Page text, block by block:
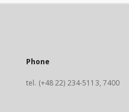
Phone
tel. (+48 22) 234-5113, 7400